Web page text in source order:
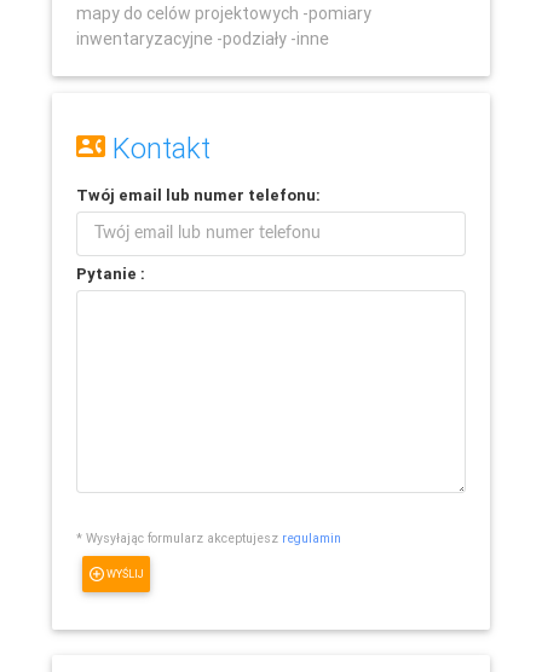
mapy do celów projektowych -pomiary
inwentaryzacyjne -podziały -inne
Kontakt
Twój email lub numer telefonu:
Pytanie :
* Wysyłając formularz akceptujesz regulamin
WYŚLIJ